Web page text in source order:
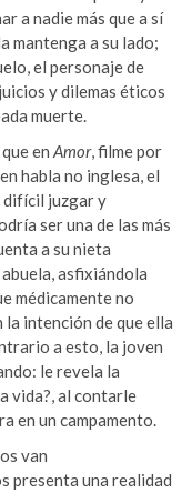
a nadie más que a sí
mantenga a su lado;
el personaje de
y dilemas éticos
muerte.
que enAmor, filme por
habla no inglesa, el
difícil juzgar y
ser una de las más
a su nieta
asfixiándola
médicamente no
la intención de que ella
a esto, la joven
le revela la
vida?, al contarle
en un campamento.
van
presenta una realidad